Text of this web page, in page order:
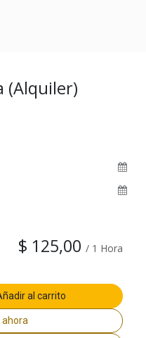
(Alquiler)
al carrito
$ 125,00 / 1 Hora